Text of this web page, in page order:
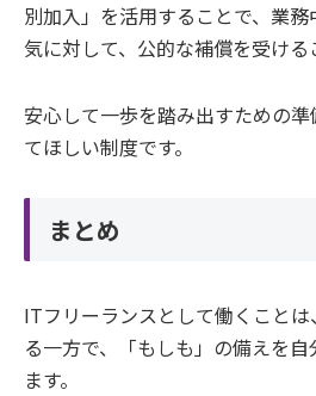
別加入」を活用することで、業
気に対して、公的な補償を受ける
安心して一歩を踏み出すための
てほしい制度です。
まとめ
ITフリーランスとして働くこと
る一方で、「もしも」の備えを
ます。